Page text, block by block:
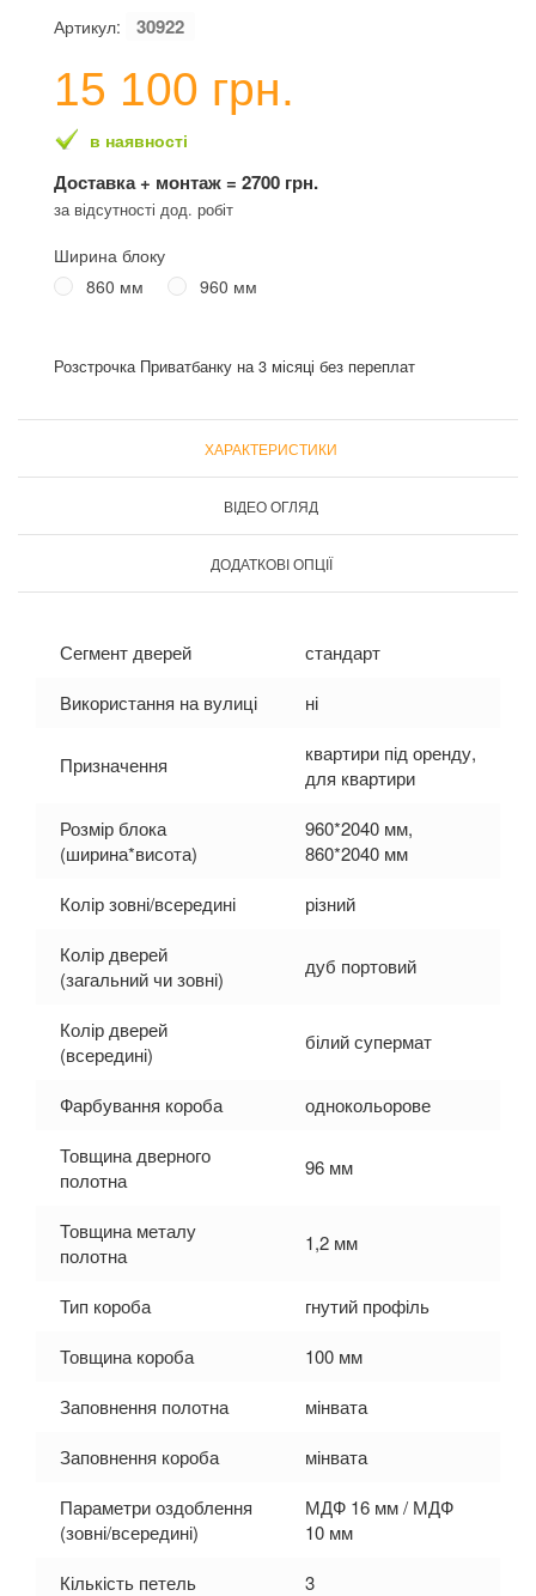
Артикул: 30922
15 100 грн.
в наявності
Доставка + монтаж = 2700 грн.
за відсутності дод. робіт
Ширина блоку
860 мм
960 мм
Розстрочка Приватбанку на 3 місяці без переплат
ХАРАКТЕРИСТИКИ
ВІДЕО ОГЛЯД
ДОДАТКОВІ ОПЦІЇ
Сегмент дверей
стандарт
Використання на вулиці
ні
Призначення
квартири під оренду,
для квартири
Розмір блока
(ширина*висота)
960*2040 мм,
860*2040 мм
Колір зовні/всередині
різний
Колір дверей
(загальний чи зовні)
дуб портовий
Колір дверей
(всередині)
білий супермат
Фарбування короба
однокольорове
Товщина дверного
полотна
96 мм
Товщина металу
полотна
1,2 мм
Тип короба
гнутий профіль
Товщина короба
100 мм
Заповнення полотна
мінвата
Заповнення короба
мінвата
Параметри оздоблення
(зовні/всередині)
МДФ 16 мм / МДФ
10 мм
Кількість петель
3